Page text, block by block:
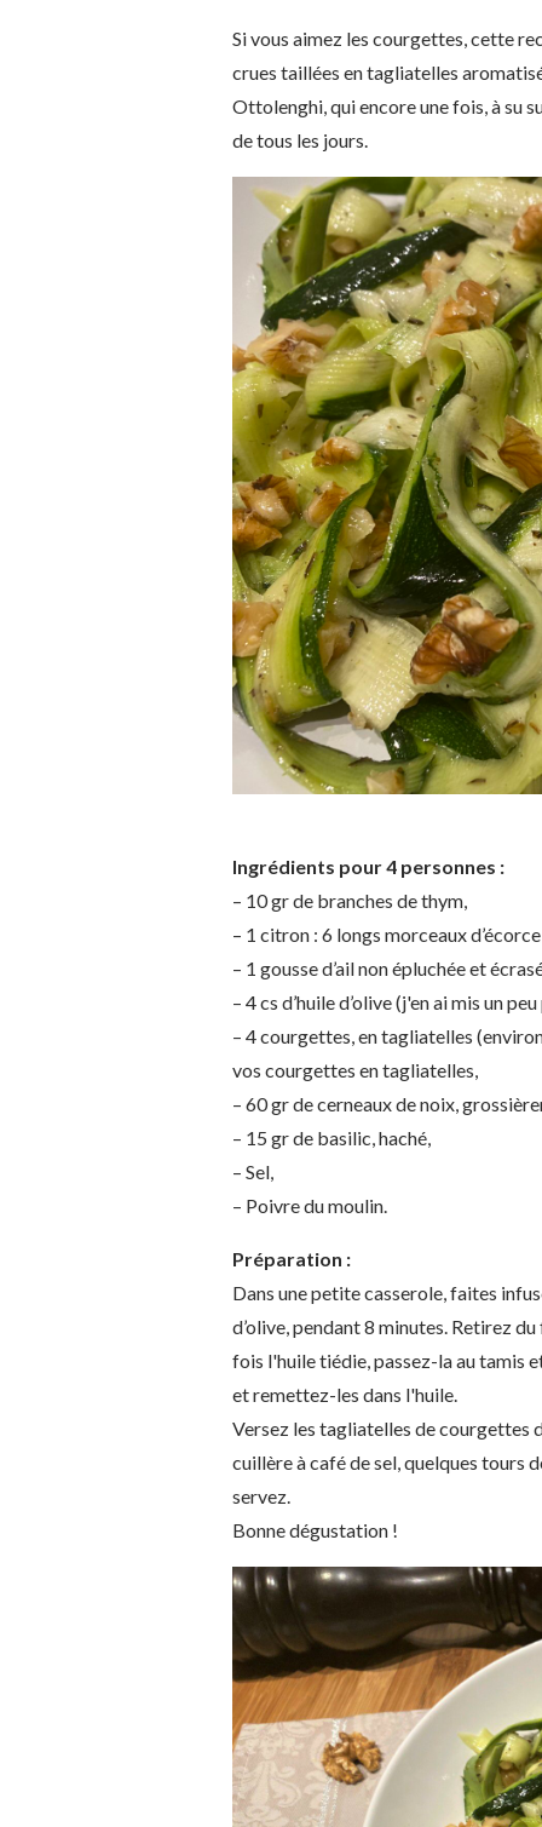
Si vous aimez les courgettes, cette
crues taillées en tagliatelles
Ottolenghi, qui encore une fois, à su
de tous les jours.
Ingrédients pour 4 personnes :
– 10 gr de branches de thym,
– 1 citron : 6 longs morceaux
– 1 gousse d’ail non épluchée et
– 4 cs d’huile d’olive (j'en ai mis un
– 4 courgettes, en tagliatelles
vos courgettes en tagliatelles,
– 60 gr de cerneaux de noix,
– 15 gr de basilic, haché,
– Sel,
– Poivre du moulin.
Préparation :
Dans une petite casserole, faites
d’olive, pendant 8 minutes. Retirez
fois l'huile tiédie, passez-la au tamis
et remettez-les dans l'huile.
Versez les tagliatelles de courgettes
cuillère à café de sel, quelques tours
servez.
Bonne dégustation !